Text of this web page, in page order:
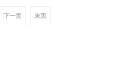
下一页 末页